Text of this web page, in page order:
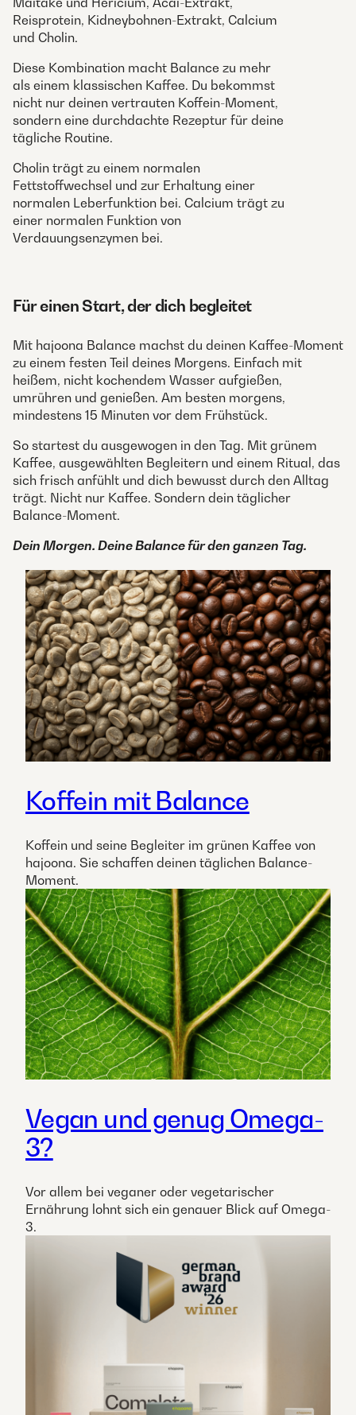
Reisprotein, Kidneybohnen-Extrakt, Calcium
und Cholin.
Diese Kombination macht Balance zu mehr
als einem klassischen Kaffee. Du bekommst
nicht nur deinen vertrauten Koffein-Moment,
sondern eine durchdachte Rezeptur für deine
tägliche Routine.
Cholin trägt zu einem normalen
Fettstoffwechsel und zur Erhaltung einer
normalen Leberfunktion bei. Calcium trägt zu
einer normalen Funktion von
Verdauungsenzymen bei.
Für einen Start, der dich begleitet
Mit hajoona Balance machst du deinen Kaffee-Moment
zu einem festen Teil deines Morgens. Einfach mit
heißem, nicht kochendem Wasser aufgießen,
umrühren und genießen. Am besten morgens,
mindestens 15 Minuten vor dem Frühstück.
So startest du ausgewogen in den Tag. Mit grünem
Kaffee, ausgewählten Begleitern und einem Ritual, das
sich frisch anfühlt und dich bewusst durch den Alltag
trägt. Nicht nur Kaffee. Sondern dein täglicher
Balance-Moment.
Dein Morgen. Deine Balance für den ganzen Tag.
Koffein mit Balance
Koffein und seine Begleiter im grünen Kaffee von
hajoona. Sie schaffen deinen täglichen Balance-
Moment.
Vegan und genug Omega-
3?
Vor allem bei veganer oder vegetarischer
Ernährung lohnt sich ein genauer Blick auf Omega-
3.